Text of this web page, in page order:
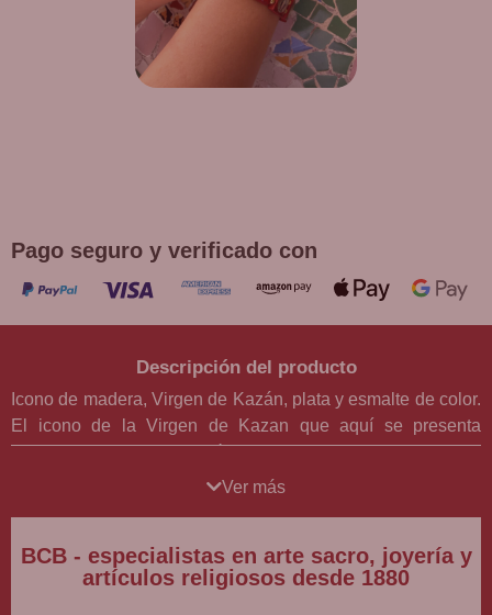
Pago seguro y verificado con
Descripción del producto
Icono de madera, Virgen de Kazán, plata y esmalte de color.
El icono de la Virgen de Kazan que aquí se presenta
constituye una reproducción de alta calidad basada en una
de las imágenes más significativas del cristianismo oriental.
elementos esenciales en la iconografía sacra. El icono está
disponible en tres tamaños distintos —pequeño (16 x 12
Ver más
BCB - especialistas en arte sacro, joyería y
artículos religiosos desde 1880